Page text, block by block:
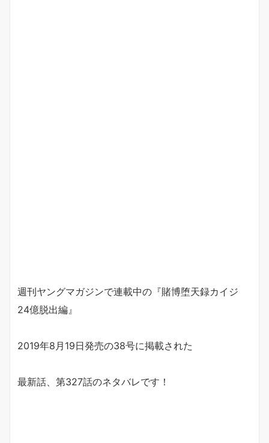
週刊ヤングマガジンで連載中の『賭博堕天録カイジ
24億脱出編』
2019年8月19日発売の38号に掲載された
最新話、第327話のネタバレです！